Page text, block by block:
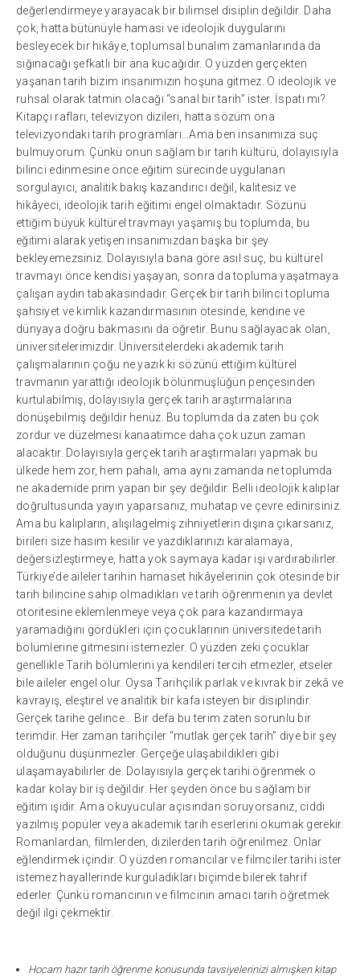
değerlendirmeye yarayacak bir bilimsel disiplin değildir. Daha
çok, hatta bütünüyle hamasi ve ideolojik duygularını
besleyecek bir hikâye, toplumsal bunalım zamanlarında da
sığınacağı şefkatli bir ana kucağıdır. O yüzden gerçekten
yaşanan tarih bizim insanımızın hoşuna gitmez. O ideolojik ve
ruhsal olarak tatmin olacağı “sanal bir tarih” ister. İspatı mı?
Kitapçı rafları, televizyon dizileri, hatta sözüm ona
televizyondaki tarih programları…Ama ben insanımıza suç
bulmuyorum. Çünkü onun sağlam bir tarih kültürü, dolayısıyla
bilinci edinmesine önce eğitim sürecinde uygulanan
sorgulayıcı, analitik bakış kazandırıcı değil, kalitesiz ve
hikâyeci, ideolojik tarih eğitimi engel olmaktadır. Sözünü
ettiğim büyük kültürel travmayı yaşamış bu toplumda, bu
eğitimi alarak yetişen insanımızdan başka bir şey
bekleyemezsiniz. Dolayısıyla bana göre asıl suç, bu kültürel
travmayı önce kendisi yaşayan, sonra da topluma yaşatmaya
çalışan aydın tabakasındadır. Gerçek bir tarih bilinci topluma
şahsiyet ve kimlik kazandırmasının ötesinde, kendine ve
dünyaya doğru bakmasını da öğretir. Bunu sağlayacak olan,
üniversitelerimizdir. Üniversitelerdeki akademik tarih
çalışmalarının çoğu ne yazık ki sözünü ettiğim kültürel
travmanın yarattığı ideolojik bölünmüşlüğün pençesinden
kurtulabilmiş, dolayısıyla gerçek tarih araştırmalarına
dönüşebilmiş değildir henüz. Bu toplumda da zaten bu çok
zordur ve düzelmesi kanaatimce daha çok uzun zaman
alacaktır. Dolayısıyla gerçek tarih araştırmaları yapmak bu
ülkede hem zor, hem pahalı, ama aynı zamanda ne toplumda
ne akademide prim yapan bir şey değildir. Belli ideolojik kalıplar
doğrultusunda yayın yaparsanız, muhatap ve çevre edinirsiniz.
Ama bu kalıpların, alışılagelmiş zihniyetlerin dışına çıkarsanız,
birileri size hasım kesilir ve yazdıklarınızı karalamaya,
değersizleştirmeye, hatta yok saymaya kadar işi vardırabilirler.
Türkiye’de aileler tarihin hamaset hikâyelerinin çok ötesinde bir
tarih bilincine sahip olmadıkları ve tarih öğrenmenin ya devlet
otoritesine eklemlenmeye veya çok para kazandırmaya
yaramadığını gördükleri için çocuklarının üniversitede tarih
bölümlerine gitmesini istemezler. O yüzden zeki çocuklar
genellikle Tarih bölümlerini ya kendileri tercih etmezler, etseler
bile aileler engel olur. Oysa Tarihçilik parlak ve kıvrak bir zekâ ve
kavrayış, eleştirel ve analitik bir kafa isteyen bir disiplindir.
Gerçek tarihe gelince… Bir defa bu terim zaten sorunlu bir
terimdir. Her zaman tarihçiler “mutlak gerçek tarih” diye bir şey
olduğunu düşünmezler. Gerçeğe ulaşabildikleri gibi
ulaşamayabilirler de. Dolayısıyla gerçek tarihi öğrenmek o
kadar kolay bir iş değildir. Her şeyden önce bu sağlam bir
eğitim işidir. Ama okuyucular açısından soruyorsanız, ciddi
yazılmış popüler veya akademik tarih eserlerini okumak gerekir.
Romanlardan, filmlerden, dizilerden tarih öğrenilmez. Onlar
eğlendirmek içindir. O yüzden romancılar ve filmciler tarihi ister
istemez hayallerinde kurguladıkları biçimde bilerek tahrif
ederler. Çünkü romancının ve filmcinin amacı tarih öğretmek
değil ilgi çekmektir.
Hocam hazır tarih öğrenme konusunda tavsiyelerinizi almışken kitap